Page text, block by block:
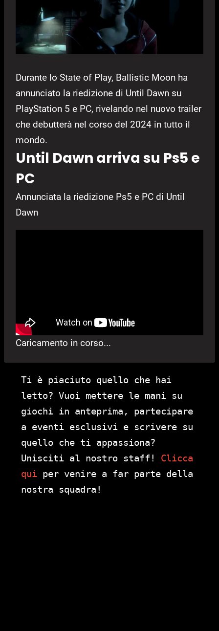
Durante lo State of Play, Ballistic Moon ha
annunciato la riedizione di Until Dawn su
PlayStation 5 e PC, rivelando nel nuovo trailer
che debutterà nel corso del 2024 in tutto il
mondo.
Until Dawn arriva su Ps5 e
PC
Annunciata la riedizione Ps5 e PC di Until
Dawn
Caricamento in corso...
Ti è piaciuto quello che hai
letto? Vuoi mettere le mani su
giochi in anteprima, partecipare
a eventi esclusivi e scrivere su
quello che ti appassiona?
Unisciti al nostro staff! Clicca
qui per venire a far parte della
nostra squadra!